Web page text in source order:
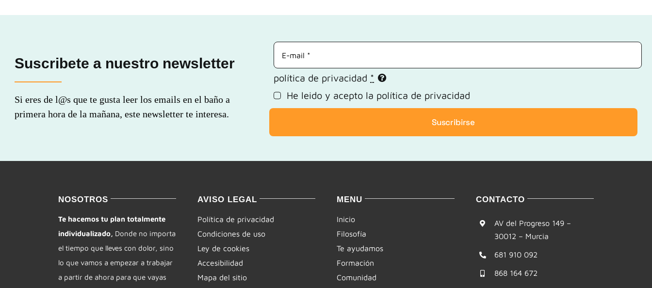
Suscribete a nuestro newsletter
Si eres de l@s que te gusta leer los emails en el baño a
primera hora de la mañana, este newsletter te interesa.
política de privacidad *
He leido y acepto la política de privacidad
Suscribirse
NOSOTROS
Te hacemos tu plan totalmente
individualizado, Donde no importa
el tiempo que lleves con dolor, sino
lo que vamos a empezar a trabajar
a partir de ahora para que vayas
AVISO LEGAL
Política de privacidad
Condiciones de uso
Ley de cookies
Accesibilidad
Mapa del sitio
MENU
Inicio
Filosofía
Te ayudamos
Formación
Comunidad
CONTACTO
AV del Progreso 149 –
30012 – Murcia
681 910 092
868 164 672